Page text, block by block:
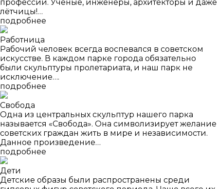
профессии. Учёные, инженеры, архитекторы и даже
лётчицы!…
подробнее
Работница
Рабочий человек всегда воспевался в советском
искусстве. В каждом парке города обязательно
были скульптуры пролетариата, и наш парк не
исключение….
подробнее
Свобода
Одна из центральных скульптур нашего парка
называется «Свобода». Она символизирует желание
советских граждан жить в мире и независимости.
Данное произведение…
подробнее
Дети
Детские образы были распространены среди